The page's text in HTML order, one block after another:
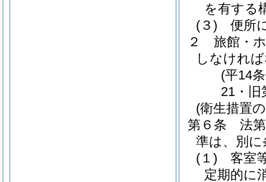
を有する
(３)
便所
２
旅館・
しなけれ
(平14
21・旧
(衛生措置
第６条
法
準は、別
(１)
客室
定期的に